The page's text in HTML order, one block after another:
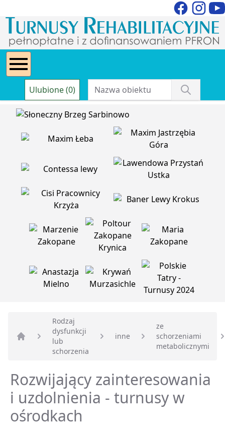
Ulubione (0)
Strona główna
Rodzaj
dysfunkcji
lub
schorzenia
inne
ze
schorzeniami
metabolicznymi
Rozwijający zainteresowania
i uzdolnienia - turnusy w
ośrodkach